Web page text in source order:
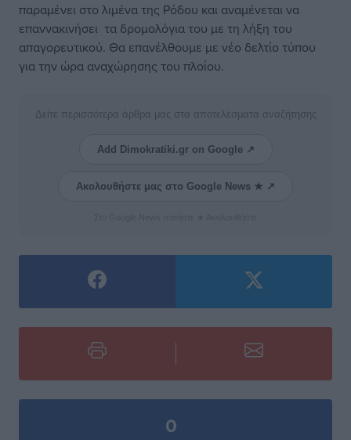
παραμένει στο λιμένα της Ρόδου και αναμένεται να
επαννακινήσει τα δρομολόγια του με τη λήξη του
απαγορευτικού. Θα επανέλθουμε με νέο δελτίο τύπου
για την ώρα αναχώρησης του πλοίου.
Δείτε περισσότερα άρθρα μας στα αποτελέσματα αναζήτησης
Add Dimokratiki.gr on Google ↗
Ακολουθήστε μας στο Google News ★ ↗
0